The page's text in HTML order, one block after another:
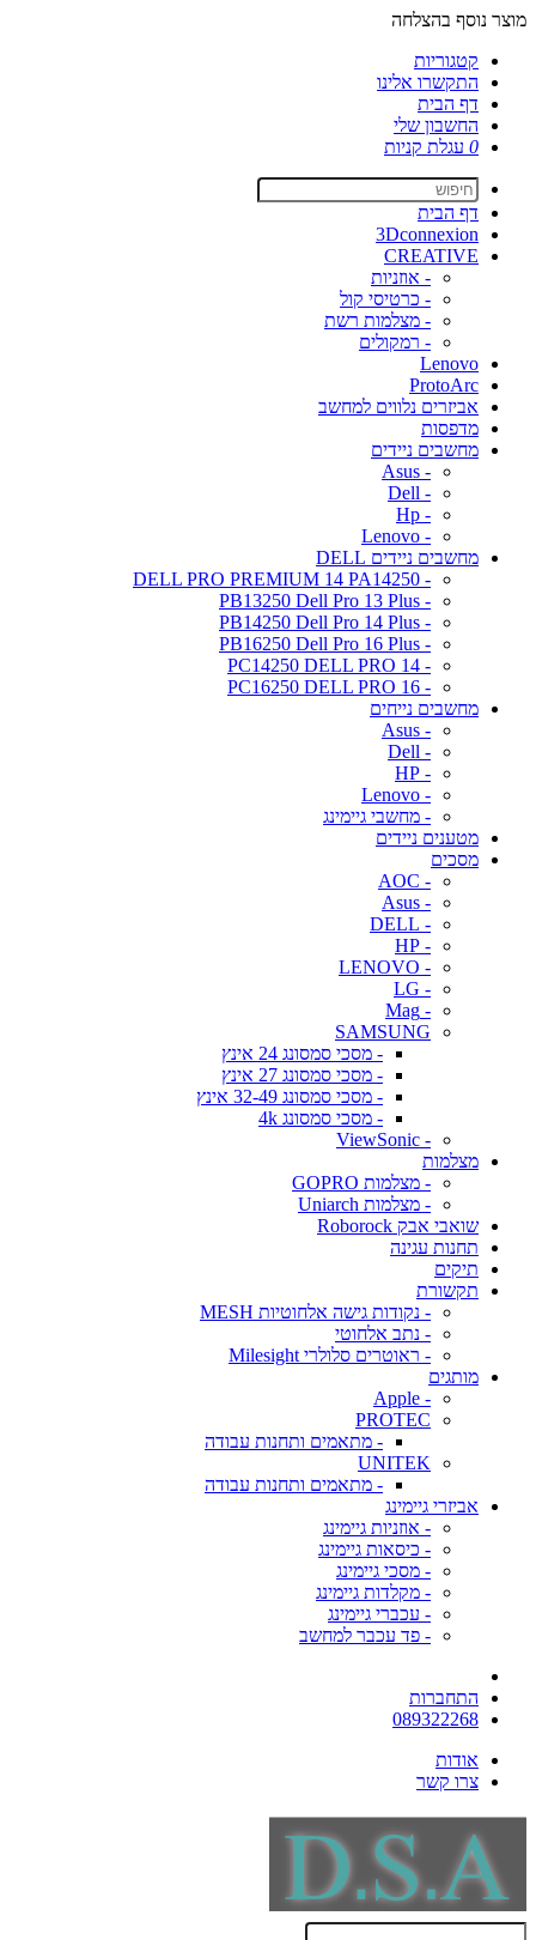
מוצר נוסף בהצלחה
קטגוריות
התקשרו אלינו
דף הבית
החשבון שלי
0 עגלת קניות
דף הבית
3Dconnexion
CREATIVE
- אוזניות
- כרטיסי קול
- מצלמות רשת
- רמקולים
Lenovo
ProtoArc
אביזרים נלווים למחשב
מדפסות
מחשבים ניידים
- Asus
- Dell
- Hp
- Lenovo
מחשבים ניידים DELL
- DELL PRO PREMIUM 14 PA14250
- PB13250 Dell Pro 13 Plus
- PB14250 Dell Pro 14 Plus
- PB16250 Dell Pro 16 Plus
- PC14250 DELL PRO 14
- PC16250 DELL PRO 16
מחשבים נייחים
- Asus
- Dell
- HP
- Lenovo
- מחשבי גיימינג
מטענים ניידים
מסכים
- AOC
- Asus
- DELL
- HP
- LENOVO
- LG
- Mag
SAMSUNG
- מסכי סמסונג 24 אינץ
- מסכי סמסונג 27 אינץ
- מסכי סמסונג 32-49 אינץ
- מסכי סמסונג 4k
- ViewSonic
מצלמות
- מצלמות GOPRO
- מצלמות Uniarch
שואבי אבק Roborock
תחנות עגינה
תיקים
תקשורת
- נקודות גישה אלחוטיות MESH
- נתב אלחוטי
- ראוטרים סלולרי Milesight
מותגים
- Apple
PROTEC
- מתאמים ותחנות עבודה
UNITEK
- מתאמים ותחנות עבודה
אביזרי גיימינג
- אוזניות גיימינג
- כיסאות גיימינג
- מסכי גיימינג
- מקלדות גיימינג
- עכברי גיימינג
- פד עכבר למחשב
התחברות
089322268
אודות
צרו קשר